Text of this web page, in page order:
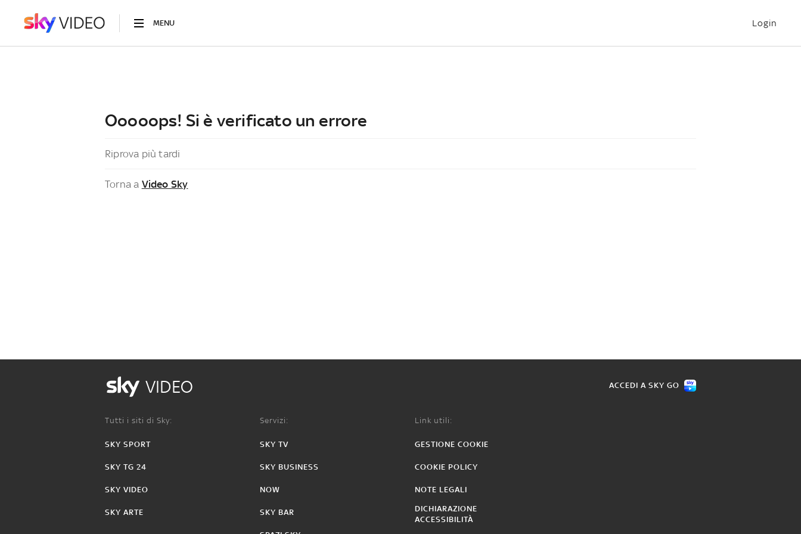
MENU Login
Ooooops! Si è verificato un errore
Riprova più tardi
Torna a Video Sky
VIDEO ACCEDI A SKY GO
Tutti i siti di Sky:
SKY SPORT
SKY TG 24
SKY VIDEO
SKY ARTE
Servizi:
SKY TV
SKY BUSINESS
NOW
SKY BAR
Link utili:
GESTIONE COOKIE
COOKIE POLICY
NOTE LEGALI
DICHIARAZIONE
ACCESSIBILITÀ